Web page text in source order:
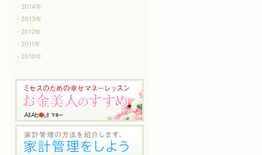
2014年
2013年
2012年
2011年
2010年